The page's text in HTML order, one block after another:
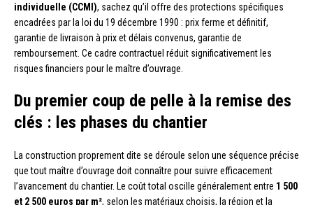
individuelle (CCMI), sachez qu’il offre des protections spécifiques
encadrées par la loi du 19 décembre 1990 : prix ferme et définitif,
garantie de livraison à prix et délais convenus, garantie de
remboursement. Ce cadre contractuel réduit significativement les
risques financiers pour le maître d’ouvrage.
Du premier coup de pelle à la remise des
clés : les phases du chantier
La construction proprement dite se déroule selon une séquence précise
que tout maître d’ouvrage doit connaître pour suivre efficacement
l’avancement du chantier. Le coût total oscille généralement entre 1 500
et 2 500 euros par m², selon les matériaux choisis, la région et la